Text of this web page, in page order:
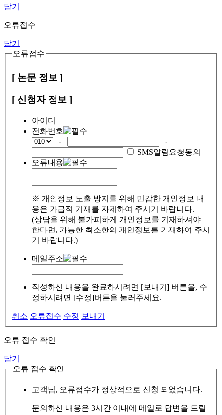
닫기
오류접수
닫기
오류접수
[ 논문 정보 ]
[ 신청자 정보 ]
아이디
전화번호
-
-
SMS알림요청동의
오류내용
※ 개인정보 노출 방지를 위해 민감한 개인정보 내
용은 가급적 기재를 자제하여 주시기 바랍니다.
(상담을 위해 불가피하게 개인정보를 기재하셔야
한다면, 가능한 최소한의 개인정보를 기재하여 주시
기 바랍니다.)
메일주소
작성하신 내용을 완료하시려면 [보내기] 버튼을, 수
정하시려면 [수정]버튼을 눌러주세요.
취소 오류접수 수정 보내기
오류 접수 확인
닫기
오류 접수 확인
고객님, 오류접수가 정상적으로 신청 되었습니다.
문의하신 내용은 3시간 이내에 메일로 답변을 드릴